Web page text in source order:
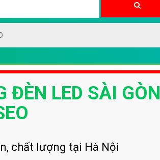
ĐÈN LED SÀI GÒN
chất lượng tại Hà Nội